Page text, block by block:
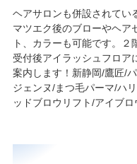
ヘアサロンも併設されてい
マツエク後のブローやヘア
ト、カラーも可能です。２
受付後アイラッシュフロア
案内します！新静岡/鷹匠/パ
ジェンヌ/まつ毛パーマ/ハ
ッドブロウリフト/アイブロ